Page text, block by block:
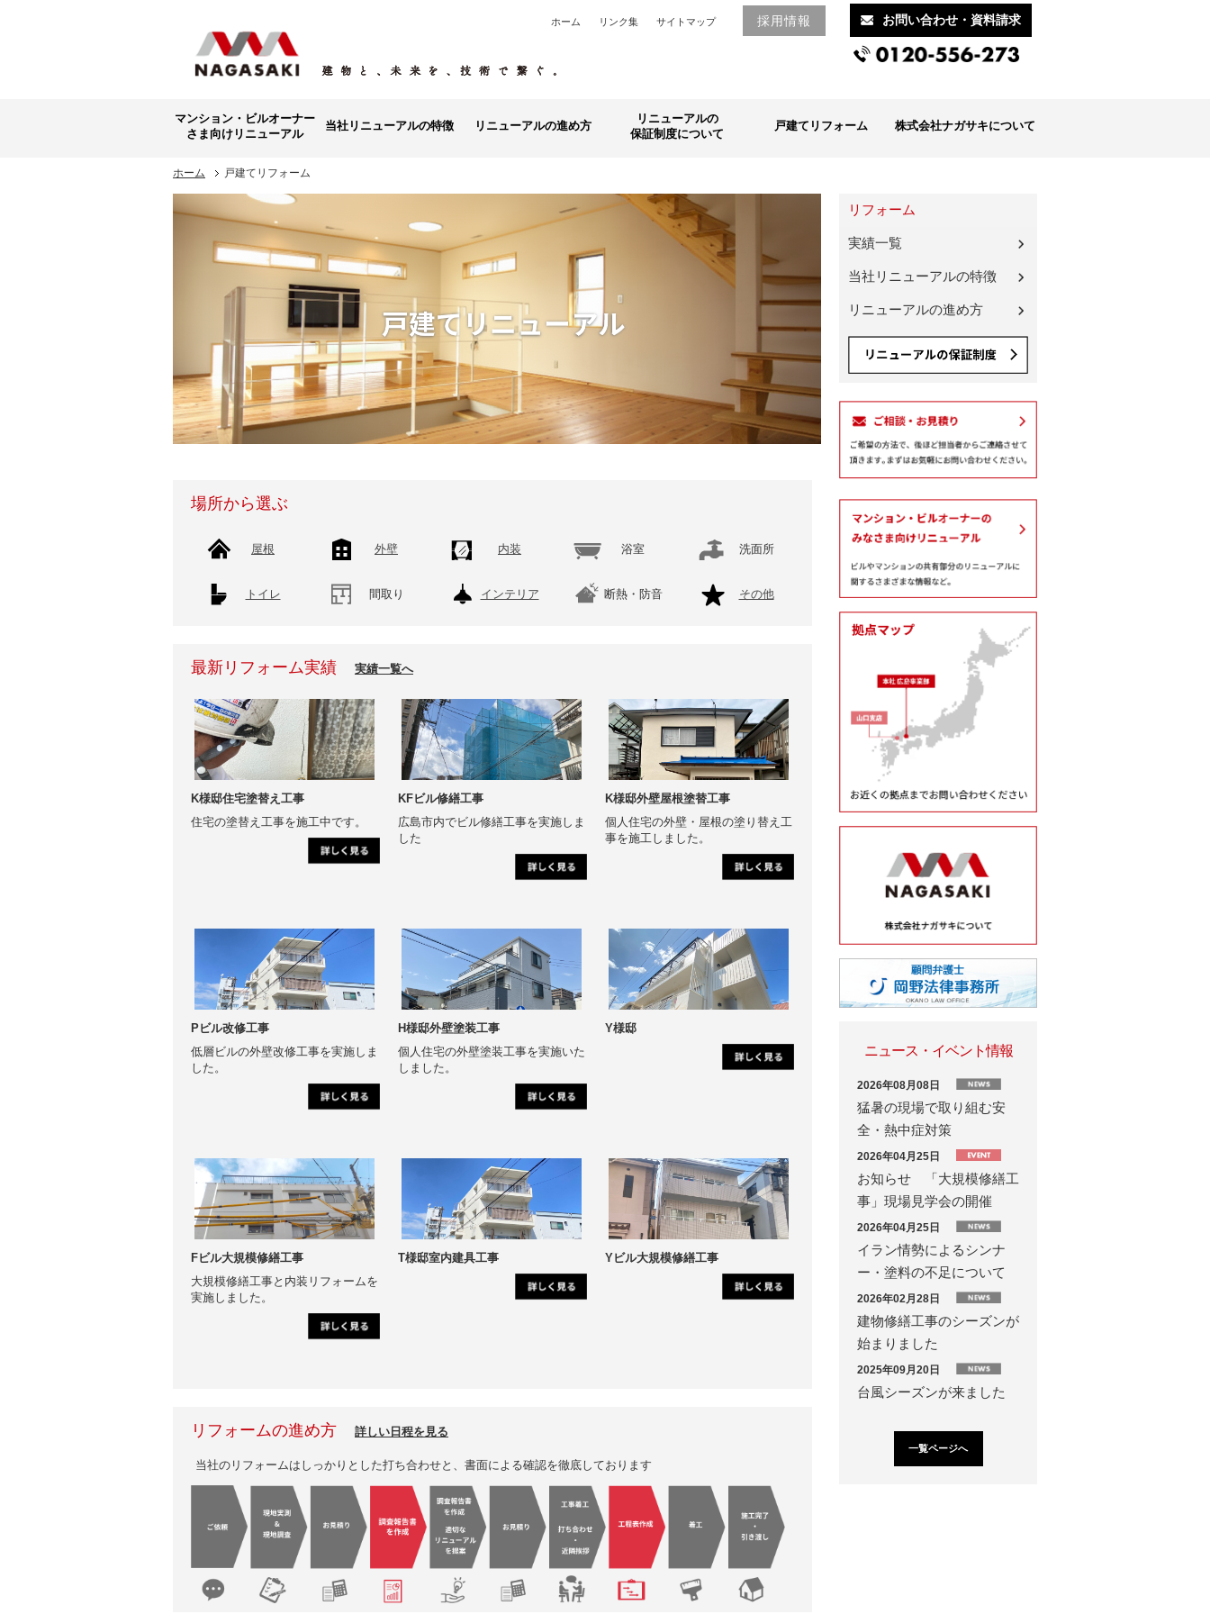
ホーム リンク集 サイトマップ 採用情報 お問い合わせ・資料請求
マンション・ビルオーナー
さま向けリニューアル
当社リニューアルの特徴 リニューアルの進め方
リニューアルの
保証制度について
戸建てリフォーム 株式会社ナガサキについて
ホーム 戸建てリフォーム
場所から選ぶ
屋根 外壁 内装 浴室 洗面所
トイレ 間取り インテリア 断熱・防音 その他
最新リフォーム実績 実績一覧へ
K様邸住宅塗替え工事
住宅の塗替え工事を施工中です。
KFビル修繕工事
広島市内でビル修繕工事を実施しま
した
K様邸外壁屋根塗替工事
個人住宅の外壁・屋根の塗り替え工
事を施工しました。
Pビル改修工事
低層ビルの外壁改修工事を実施しま
した。
H様邸外壁塗装工事
個人住宅の外壁塗装工事を実施いた
しました。
Y様邸
Fビル大規模修繕工事
大規模修繕工事と内装リフォームを
実施しました。
T様邸室内建具工事 Yビル大規模修繕工事
リフォームの進め方 詳しい日程を見る
当社のリフォームはしっかりとした打ち合わせと、書面による確認を徹底しております
リフォーム
実績一覧
当社リニューアルの特徴
リニューアルの進め方
ニュース・イベント情報
2026年08月08日
猛暑の現場で取り組む安
全・熱中症対策
2026年04月25日
お知らせ 「大規模修繕工
事」現場見学会の開催
2026年04月25日
イラン情勢によるシンナ
ー・塗料の不足について
2026年02月28日
建物修繕工事のシーズンが
始まりました
2025年09月20日
台風シーズンが来ました
一覧ページへ